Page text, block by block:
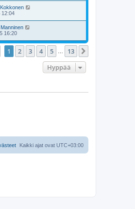
12:04
16:20
Sivu 13
1 2 3 4 5 13
Hyppää
Kaikki ajat ovat UTC+03:00